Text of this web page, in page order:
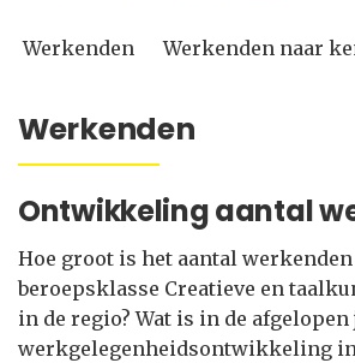
Werkenden Werkenden naar
Werkenden
Ontwikkeling aantal
Hoe groot is het aantal
beroepsklasse Creatieve en
in de regio? Wat is in de afgelopen
werkgelegenheidsontwikkeling